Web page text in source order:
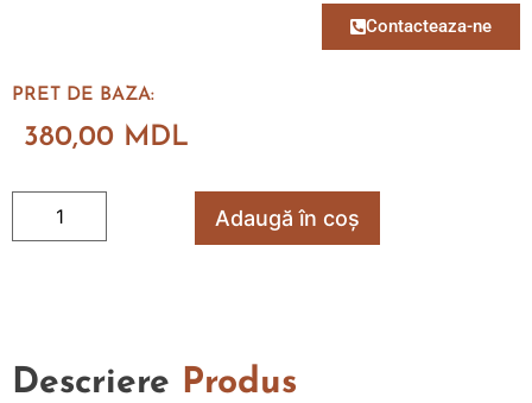
Contacteaza-ne
PRET DE BAZA:
380,00 MDL
Adaugă în coș
Descriere Produs